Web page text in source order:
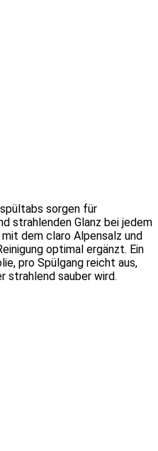
sorgen für
strahlenden Glanz bei jedem
dem claro Alpensalz und
optimal ergänzt. Ein
pro Spülgang reicht aus,
strahlend sauber wird.